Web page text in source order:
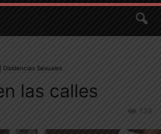
Disidencias Sexuales
las calles
138